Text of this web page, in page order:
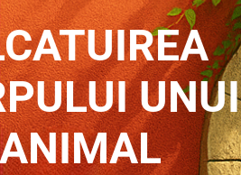
UNUI
ANIMAL